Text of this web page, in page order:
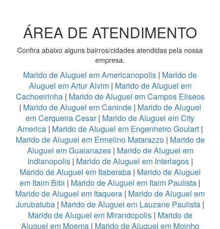
ÁREA DE ATENDIMENTO
Confira abaixo alguns bairros/cidades atendidas pela nossa
empresa.
Marido de Aluguel em Americanopolis | Marido de
Aluguel em Artur Alvim | Marido de Aluguel em
Cachoeirinha| Marido de Aluguel em Campos Eliseos
| Marido de Aluguel em Caninde| Marido de Aluguel
em Cerqueira Cesar| Marido de Aluguel em City
America | Marido de Aluguel em Engenheiro Goulart |
Marido de Aluguel em Ermelino Matarazzo | Marido de
Aluguel em Guaianazes| Marido de Aluguel em
Indianopolis| Marido de Aluguel em Interlagos|
Marido de Aluguel em Itaberaba| Marido de Aluguel
em Itaim Bibi | Marido de Aluguel em Itaim Paulista |
Marido de Aluguel em Itaquera | Marido de Aluguel em
Jurubatuba | Marido de Aluguel em Lauzane Paulista |
Marido de Aluguel em Mirandopolis| Marido de
Aluguel em Moema| Marido de Aluguel em Moinho